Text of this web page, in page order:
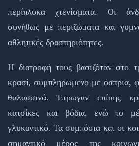
περίπλοκα χτενίσματα. Οι
συνήθως με περιζώματα και
αθλητικές δραστηριότητες.
Η διατροφή τους βασιζόταν στο
κρασί, συμπληρωμένο με όσπρια,
θαλασσινά. Έτρωγαν επίσης
κατσίκες και βόδια, ενώ το
γλυκαντικό. Τα συμπόσια και οι
σημαντικό μέρος της